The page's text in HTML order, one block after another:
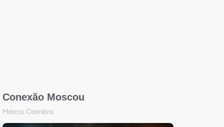
Conexão Moscou
Márcio Coimbra